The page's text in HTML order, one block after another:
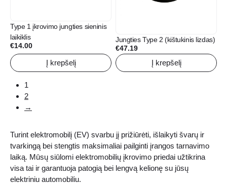
Type 1 įkrovimo jungties sieninis
laikiklis
€14.00
Į krepšelį
Jungties Type 2 (kištukinis lizdas)
€47.19
Į krepšelį
1
2
→
Turint elektromobilį (EV) svarbu jį prižiūrėti, išlaikyti švarų ir
tvarkingą bei stengtis maksimaliai pailginti įrangos tarnavimo
laiką. Mūsų siūlomi elektromobilių įkrovimo priedai užtikrina
visa tai ir garantuoja patogią bei lengvą kelionę su jūsų
elektriniu automobiliu.